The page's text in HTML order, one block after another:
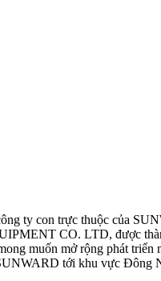
ty con trực thuộc của
CO. LTD, được
muốn mở rộng phát triển
tới khu vực Đông